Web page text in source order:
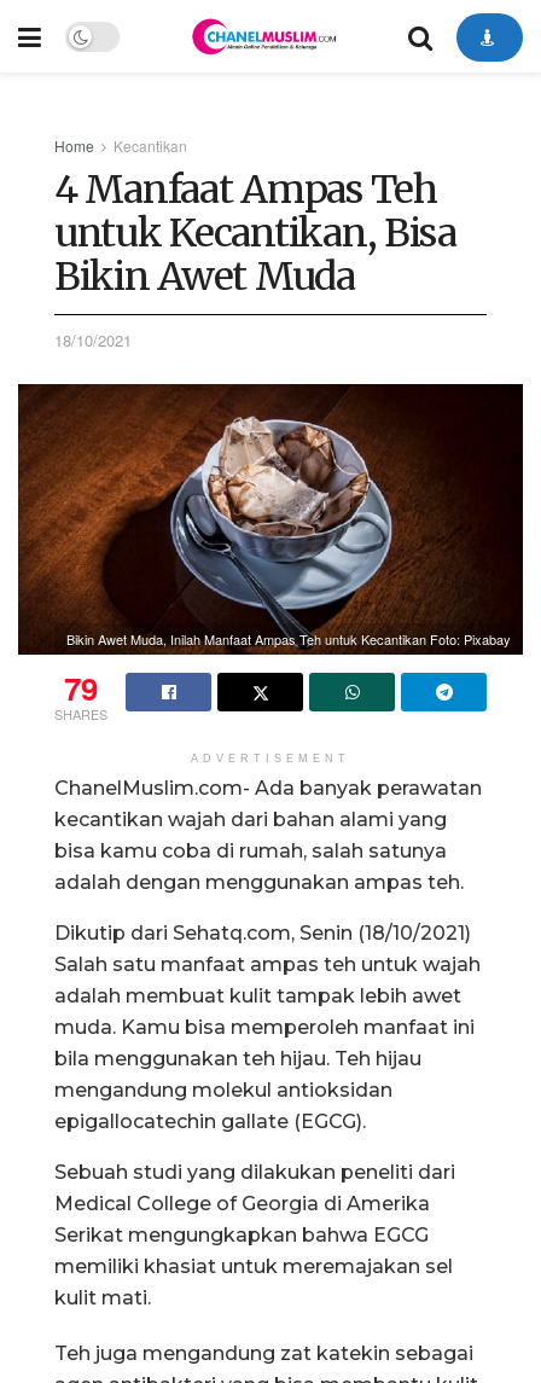
Home Kecantikan
4 Manfaat Ampas Teh
untuk Kecantikan, Bisa
Bikin Awet Muda
18/10/2021
Bikin Awet Muda, Inilah Manfaat Ampas Teh untuk Kecantikan Foto: Pixabay
79
SHARES
ADVERTISEMENT
ChanelMuslim.com- Ada banyak perawatan
kecantikan wajah dari bahan alami yang
bisa kamu coba di rumah, salah satunya
adalah dengan menggunakan ampas teh.
Dikutip dari Sehatq.com, Senin (18/10/2021)
Salah satu manfaat ampas teh untuk wajah
adalah membuat kulit tampak lebih awet
muda. Kamu bisa memperoleh manfaat ini
bila menggunakan teh hijau. Teh hijau
mengandung molekul antioksidan
epigallocatechin gallate (EGCG).
Sebuah studi yang dilakukan peneliti dari
Medical College of Georgia di Amerika
Serikat mengungkapkan bahwa EGCG
memiliki khasiat untuk meremajakan sel
kulit mati.
Teh juga mengandung zat katekin sebagai